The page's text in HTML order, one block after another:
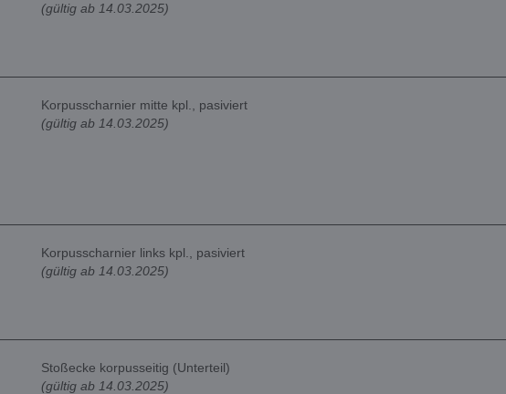
(gültig ab 14.03.2025)
Korpusscharnier mitte kpl., pasiviert
(gültig ab 14.03.2025)
Korpusscharnier links kpl., pasiviert
(gültig ab 14.03.2025)
Stoßecke korpusseitig (Unterteil)
(gültig ab 14.03.2025)